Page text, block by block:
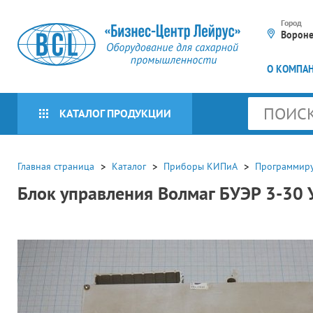
Город
О
КАТАЛОГ ПРОДУКЦИИ
Оборудование для
сахарной
Оборудование для
упаковочных линий (16)
Мешкозашивочное
оборудование (30)
Пресс-грануляторы (415)
Приборы КИПиА
Программируемые
контроллеры и системы
автоматизации (404)
Пневмооборудование
Подготовка воздуха (65)
Электротехническое
Главная страница Каталог Приборы КИПиА
Блок управления Волмаг БУЭР 3-